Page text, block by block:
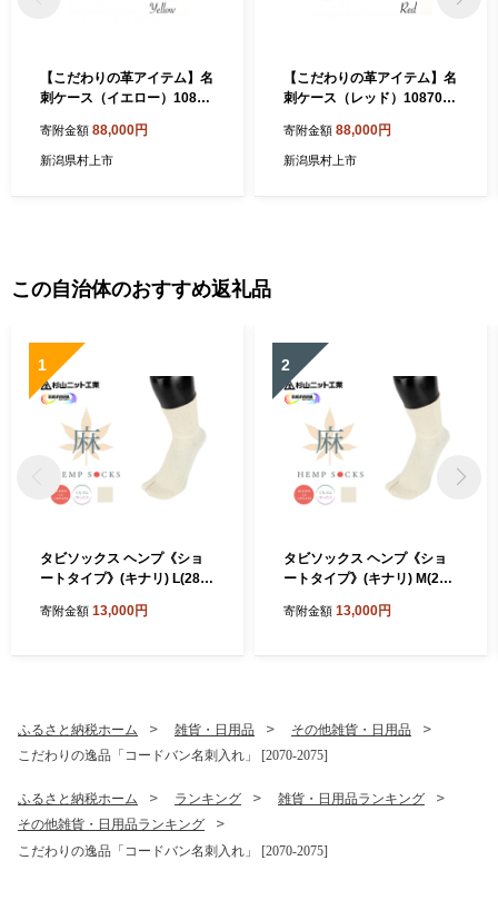
【こだわりの革アイテム】名
刺ケース（イエロー）10870
寄附金額 88,000円
新潟県村上市
【こだわりの革アイテム】名
刺ケース（レッド）1087014
寄附金額 88,000円
新潟県村上市
この自治体のおすすめ返礼品
1
タビソックス ヘンプ《ショ
ートタイプ》(キナリ) L(28-3
ビ 足袋 麻 [3343]
寄附金額 13,000円
2
タビソックス ヘンプ《ショ
ートタイプ》(キナリ) M(25-
ビ 足袋 麻 [3342]
寄附金額 13,000円
ふるさと納税ホーム 雑貨・日用品
その他雑貨・日用品
こだわりの逸品「コードバン名刺入れ」 [2070-2075]
ふるさと納税ホーム ランキング
雑貨・日用品ランキング
その他雑貨・日用品ランキング
こだわりの逸品「コードバン名刺入れ」 [2070-2075]